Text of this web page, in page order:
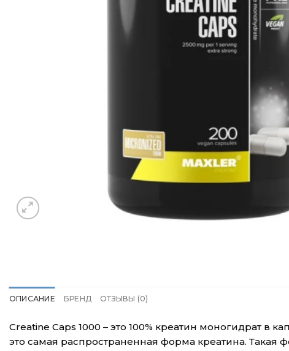
ОПИСАНИЕ БРЕНД ОТЗЫВЫ (0)
Creatine Caps 1000 – это 100% креатин моногидрат
это самая распространенная форма креатина.